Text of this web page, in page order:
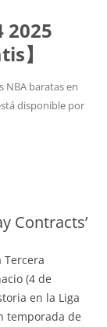
2025
】
NBA baratas en
disponible por
Contracts’
Tercera
(4 de
en la Liga
temporada de